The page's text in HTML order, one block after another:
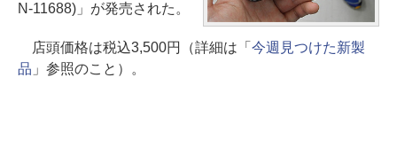
N-11688)」が発売された。
店頭価格は税込3,500円（詳細は「 今週見つけた新製
品 」参照のこと）。